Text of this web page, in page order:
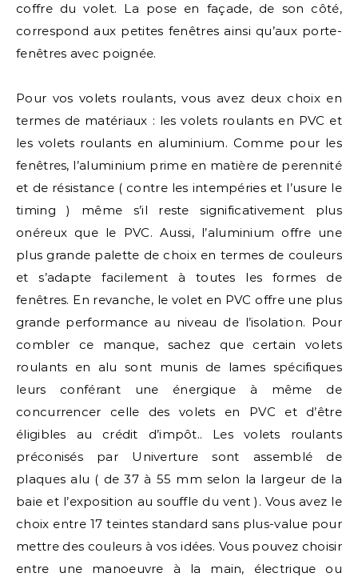
coffre du volet. La pose en façade, de son côté,
correspond aux petites fenêtres ainsi qu’aux porte-
fenêtres avec poignée.
Pour vos volets roulants, vous avez deux choix en
termes de matériaux : les volets roulants en PVC et
les volets roulants en aluminium. Comme pour les
fenêtres, l’aluminium prime en matière de perennité
et de résistance ( contre les intempéries et l’usure le
timing ) même s’il reste significativement plus
onéreux que le PVC. Aussi, l’aluminium offre une
plus grande palette de choix en termes de couleurs
et s’adapte facilement à toutes les formes de
fenêtres. En revanche, le volet en PVC offre une plus
grande performance au niveau de l’isolation. Pour
combler ce manque, sachez que certain volets
roulants en alu sont munis de lames spécifiques
leurs conférant une énergique à même de
concurrencer celle des volets en PVC et d’être
éligibles au crédit d’impôt.. Les volets roulants
préconisés par Univerture sont assemblé de
plaques alu ( de 37 à 55 mm selon la largeur de la
baie et l’exposition au souffle du vent ). Vous avez le
choix entre 17 teintes standard sans plus-value pour
mettre des couleurs à vos idées. Vous pouvez choisir
entre une manoeuvre à la main, électrique ou